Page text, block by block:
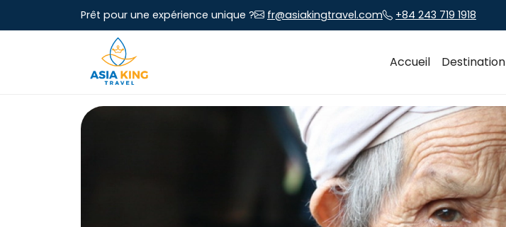
Prêt pour une expérience unique ? fr@asiakingtravel.com +84 243 719 1918
Accueil Destination